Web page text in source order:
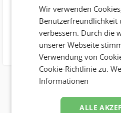
Website http://
Wir verwenden
Benutzerfreundlichkeit
verbessern. Durch die
unserer Webseite
Verwendung von
Cookie-Richtlinie zu.
Informationen
ALLE